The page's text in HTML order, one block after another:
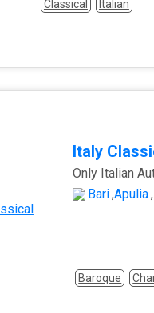
Classical Italian
Italy
Only Italian
Bari,Apulia,
Baroque